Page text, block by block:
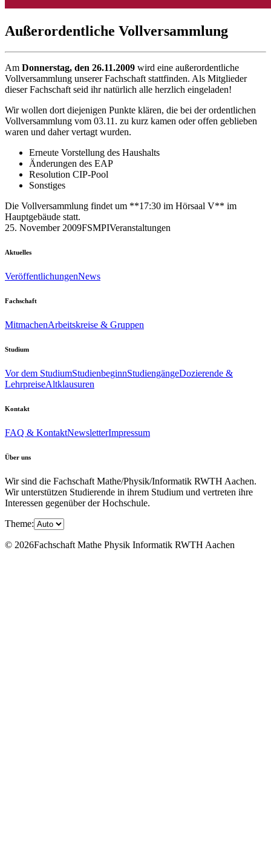
Außerordentliche Vollversammlung
Am Donnerstag, den 26.11.2009 wird eine außerordentliche
Vollversammlung unserer Fachschaft stattfinden. Als Mitglieder
dieser Fachschaft seid ihr natürlich alle herzlich eingeladen!
Wir wollen dort diejenigen Punkte klären, die bei der ordentlichen
Vollversammlung vom 03.11. zu kurz kamen oder offen geblieben
waren und daher vertagt wurden.
Erneute Vorstellung des Haushalts
Änderungen des EAP
Resolution CIP-Pool
Sonstiges
Die Vollversammlung findet um **17:30 im Hörsaal V** im
Hauptgebäude statt.
25. November 2009FSMPIVeranstaltungen
Aktuelles
VeröffentlichungenNews
Fachschaft
MitmachenArbeitskreise & Gruppen
Studium
Vor dem StudiumStudienbeginnStudiengängeDozierende &
LehrpreiseAltklausuren
Kontakt
FAQ & KontaktNewsletterImpressum
Über uns
Wir sind die Fachschaft Mathe/Physik/Informatik RWTH Aachen.
Wir unterstützen Studierende in ihrem Studium und vertreten ihre
Interessen gegenüber der Hochschule.
Theme:
© 2026Fachschaft Mathe Physik Informatik RWTH Aachen